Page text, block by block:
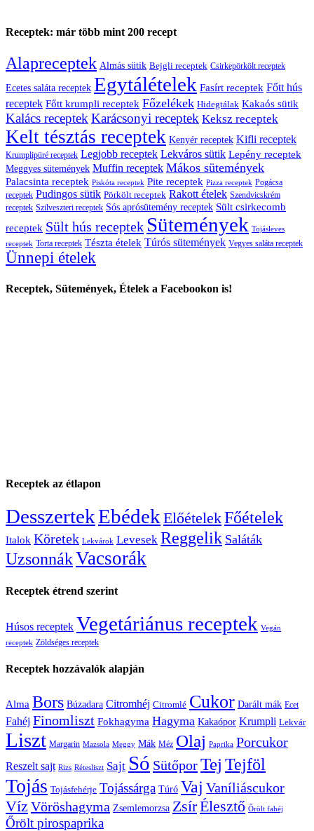
Receptek: már több mint 200 recept
Alapreceptek Almás sütik Bejgli receptek Csirkepörkölt receptek
Ecetes saláta receptek Egytálételek Fasírt receptek Főtt hús
receptek Főtt krumpli receptek Főzelékek Hidegtálak Kakaós sütik
Kalács receptekKarácsonyi receptek Keksz receptek
Kelt tésztás receptek Kenyér receptek Kifli receptek
Krumplipüré receptek Legjobb receptek Lekváros sütik Lepény receptek
Meggyes sütemények Muffin receptek Mákos sütemények
Palacsinta receptek Piskóta receptek Pite receptek Pizza receptek Pogácsa
receptek Pudingos sütik Pörkölt receptek Rakott ételek Szendvicskrém
receptek Szilveszteri receptek Sós aprósütemény receptek Sült csirkecomb
receptek Sült hús receptek Sütemények Tojásleves
receptek Torta receptek Tészta ételek Túrós sütemények Vegyes saláta receptek
Ünnepi ételek
Receptek, Sütemények, Ételek a Facebookon is!
Receptek az étlapon
DesszertekEbédekElőételekFőételek
Italok Köretek Lekvárok Levesek Reggelik Saláták
UzsonnákVacsorák
Receptek étrend szerint
Húsos receptek Vegetáriánus receptek Vegán
receptek Zöldséges receptek
Receptek hozzávalók alapján
Alma Bors Búzadara Citromhéj Citromlé Cukor Darált mák Ecet
Fahéj Finomliszt Fokhagyma Hagyma Kakaópor Krumpli Lekvár
Liszt Margarin Mazsola Meggy Mák Méz Olaj Paprika Porcukor
Reszelt sajt Rizs Rétesliszt Sajt Só SütőporTej Tejföl
Tojás Tojásfehérje Tojássárga Túró Vaj Vaníliáscukor
Víz Vöröshagyma Zsemlemorzsa ZsírÉlesztő Őrölt fahéj
Őrölt pirospaprika